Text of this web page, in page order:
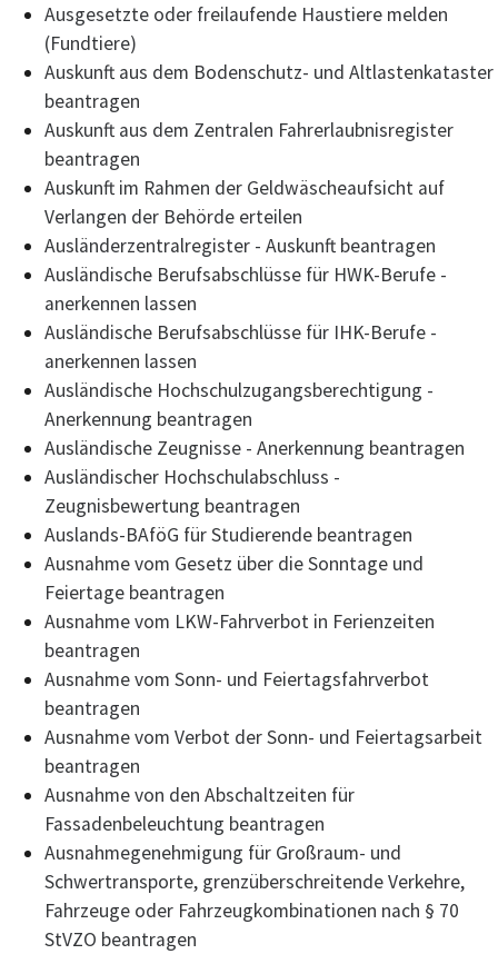
Ausgesetzte oder freilaufende Haustiere melden
(Fundtiere)
Auskunft aus dem Bodenschutz- und Altlastenkataster
beantragen
Auskunft aus dem Zentralen Fahrerlaubnisregister
beantragen
Auskunft im Rahmen der Geldwäscheaufsicht auf
Verlangen der Behörde erteilen
Ausländerzentralregister - Auskunft beantragen
Ausländische Berufsabschlüsse für HWK-Berufe -
anerkennen lassen
Ausländische Berufsabschlüsse für IHK-Berufe -
anerkennen lassen
Ausländische Hochschulzugangsberechtigung -
Anerkennung beantragen
Ausländische Zeugnisse - Anerkennung beantragen
Ausländischer Hochschulabschluss -
Zeugnisbewertung beantragen
Auslands-BAföG für Studierende beantragen
Ausnahme vom Gesetz über die Sonntage und
Feiertage beantragen
Ausnahme vom LKW-Fahrverbot in Ferienzeiten
beantragen
Ausnahme vom Sonn- und Feiertagsfahrverbot
beantragen
Ausnahme vom Verbot der Sonn- und Feiertagsarbeit
beantragen
Ausnahme von den Abschaltzeiten für
Fassadenbeleuchtung beantragen
Ausnahmegenehmigung für Großraum- und
Schwertransporte, grenzüberschreitende Verkehre,
Fahrzeuge oder Fahrzeugkombinationen nach § 70
StVZO beantragen